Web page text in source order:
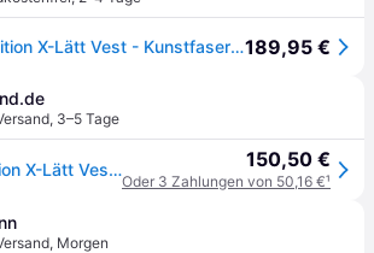
Fjällräven - Expedition X-Lätt Vest - Kunstfaserweste Gr M grau/schwarz189,95 €
, 3–5 Tage
Fjällräven Expedition X-Lätt Vest M, 550 Black, S 150,50 €
Oder 3 Zahlungen von 50,16 €¹
, Morgen